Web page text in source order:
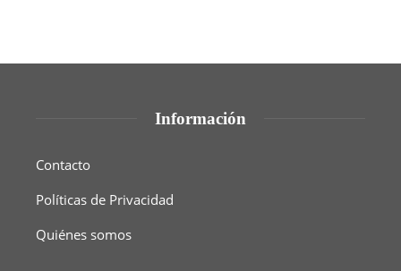
Información
Contacto
Políticas de Privacidad
Quiénes somos